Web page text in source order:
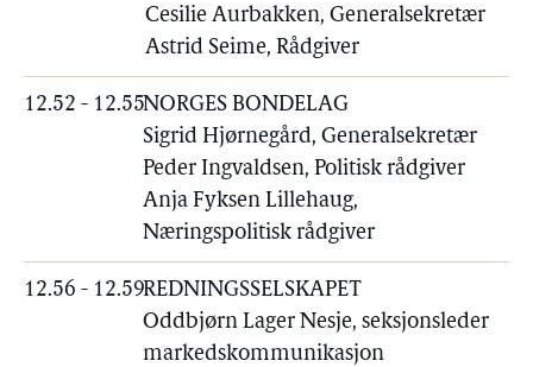
Cesilie Aurbakken, Generalsekretær
Astrid Seime, Rådgiver
12.52 - 12.55NORGES BONDELAG
Sigrid Hjørnegård, Generalsekretær
Peder Ingvaldsen, Politisk rådgiver
Anja Fyksen Lillehaug,
Næringspolitisk rådgiver
12.56 - 12.59REDNINGSSELSKAPET
Oddbjørn Lager Nesje, seksjonsleder
markedskommunikasjon